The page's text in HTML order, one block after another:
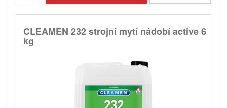
CLEAMEN 232 strojní mytí nádobí active 6
kg